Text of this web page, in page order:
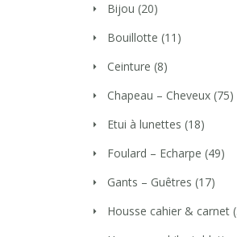
Bijou (20)
Bouillotte (11)
Ceinture (8)
Chapeau – Cheveux (75)
Etui à lunettes (18)
Foulard – Echarpe (49)
Gants – Guêtres (17)
Housse cahier & carnet